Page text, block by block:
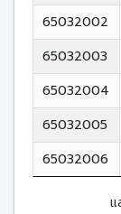
65032002
65032003
65032004
65032005
65032006
แ